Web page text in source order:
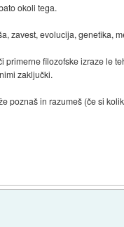
okoli tega.
zavest, evolucija, genetika,
filozofske izraze le
zaključki.
poznaš in razumeš (če si